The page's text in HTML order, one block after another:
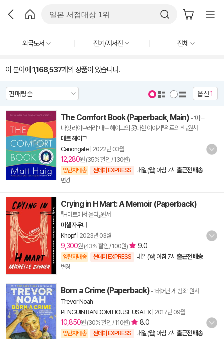
외국도서 전기/자서전 전체
이 분야에 1,168,537개의 상품이 있습니다.
옵션1
The Comfort Book (Paperback, Main) - '미드
나잇 라이브러리' 매트 헤이그의 못다한 이야기『위로의 책』원서
매트 헤이그
Canongate 2022년 03월
12,280원 (35% 할인 / 130원)
양탄자배송 썬데이 EXPRESS 내일 (월) 아침 7시 출근전 배송
변경
Crying in H Mart: A Memoir (Paperback) -
『H마트에서 울다』원서
미셸 자우너
Knopf| 2023년 03월
9,300원 (43% 할인 / 100원) 9.0
양탄자배송 썬데이 EXPRESS 내일 (월) 아침 7시 출근전 배송
변경
Born a Crime (Paperback) - '태어난 게 범죄' 원서
Trevor Noah
PENGUIN RANDOM HOUSE USA EX| 2017년 09월
10,850원 (30% 할인 / 110원) 8.0
양탄자배송 썬데이 EXPRESS 내일 (월) 아침 7시 출근전 배송